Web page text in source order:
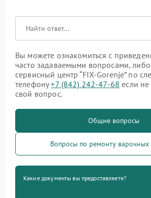
Вы можете ознакомиться с
часто задаваемыми вопросами, либо
сервисный центр “FIX-Gorenje” по
телефону+7 (842) 242-47-68 если
свой вопрос.
Общие вопросы
Вопросы по ремонту варочных
Какие документы вы предоставляете?